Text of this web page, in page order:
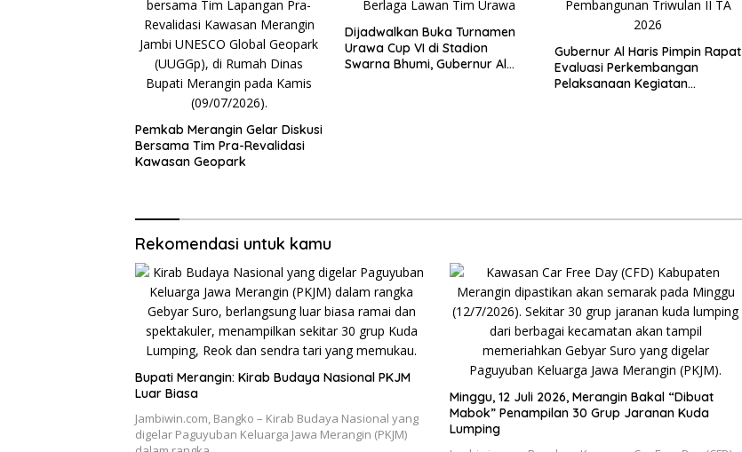
Pemkab Merangin Gelar Diskusi
Bersama Tim Pra-Revalidasi
Kawasan Geopark
Dijadwalkan Buka Turnamen
Urawa Cup VI di Stadion
Swarna Bhumi, Gubernur Al
Gubernur Al Haris Pimpin Rapat
Evaluasi Perkembangan
Pelaksanaan Kegiatan
Rekomendasi untuk kamu
Bupati Merangin: Kirab Budaya Nasional PKJM
Luar Biasa
Jambiwin.com, Bangko – Kirab Budaya Nasional yang
digelar Paguyuban Keluarga Jawa Merangin (PKJM)
Minggu, 12 Juli 2026, Merangin Bakal “Dibuat
Mabok” Penampilan 30 Grup Jaranan Kuda
Lumping